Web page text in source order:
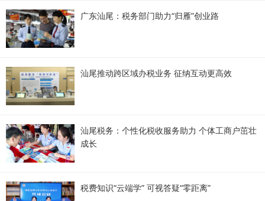
广东汕尾：税务部门助力“归雁”创业路
汕尾推动跨区域办税业务 征纳互动更高效
汕尾税务：个性化税收服务助力 个体工商户茁壮
成长
税费知识“云端学” 可视答疑“零距离”